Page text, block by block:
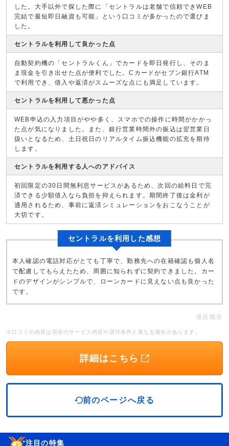
した。大手以外で探した際に「セントラルは老舗で信頼できWEB
完結で最短即日融資も可能」という口コミが多かったので選びま
した。
セントラルを利用して良かった点
自動契約機の「セントラルくん」でカードを即日発行し、そのま
ま現金を引き出せた点が便利でした。Cカードがセブン銀行ATM
で利用でき、借入や返済がスムーズな点にも満足しています。
セントラルを利用して悪かった点
WEB申込の入力項目がやや多く、スマホでの操作に時間がかかっ
た点が気になりました。また、銀行営業時間外の振込は翌営業日
扱いとなるため、土日祝日のリアルタイム振込機能の拡充を期待
します。
セントラルを利用する人へのアドバイス
初回限定の30日間無利息サービスがあるため、次回の給料日で完
済できる少額借入なら負担を抑えられます。期間終了後は金利が
適用されるため、事前に返済シミュレーションをおこなうことが
大切です。
セントラルを利用した感想
本人確認の電話対応がとても丁寧で、勤務先への在籍確認も個人名
で配慮してもらえたため、周囲に知られずに契約できました。カー
ドのデザインがシンプルで、ローンカードに見えない点も良かった
です。
違反報告
※口コミの内容は現在のサービス内容や貸付条件と異なる場合があります。
詳細はこちら
前のページへ戻る
注目の特集